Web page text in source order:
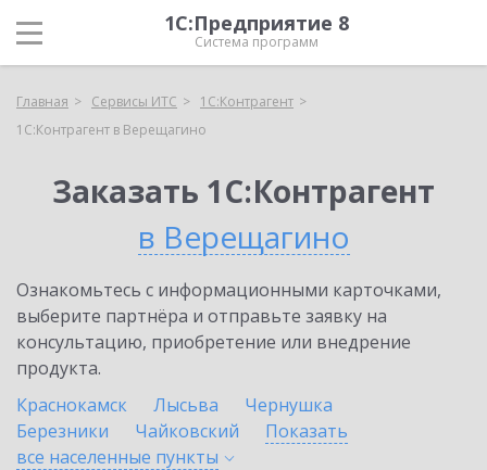
1С:Предприятие 8
Система программ
Главная Сервисы ИТС
1С:Контрагент
1С:Контрагент в Верещагино
Заказать 1С:Контрагент
в Верещагино
Ознакомьтесь с информационными карточками,
выберите партнёра и отправьте заявку на
консультацию, приобретение или внедрение
продукта.
Краснокамск
Лысьва
Чернушка
Березники
Чайковский
Показать
все населенные пункты